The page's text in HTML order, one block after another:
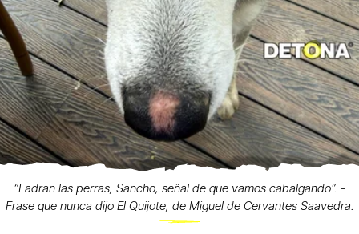
“Ladran las perras, Sancho, señal de que vamos cabalgando”. -
Frase que nunca dijo El Quijote, de Miguel de Cervantes Saavedra.